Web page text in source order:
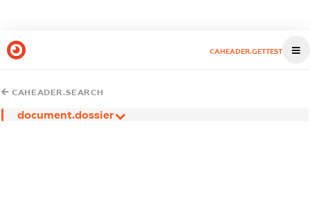
CAHEADER.GETTEST
CAHEADER.SEARCH
document.dossier